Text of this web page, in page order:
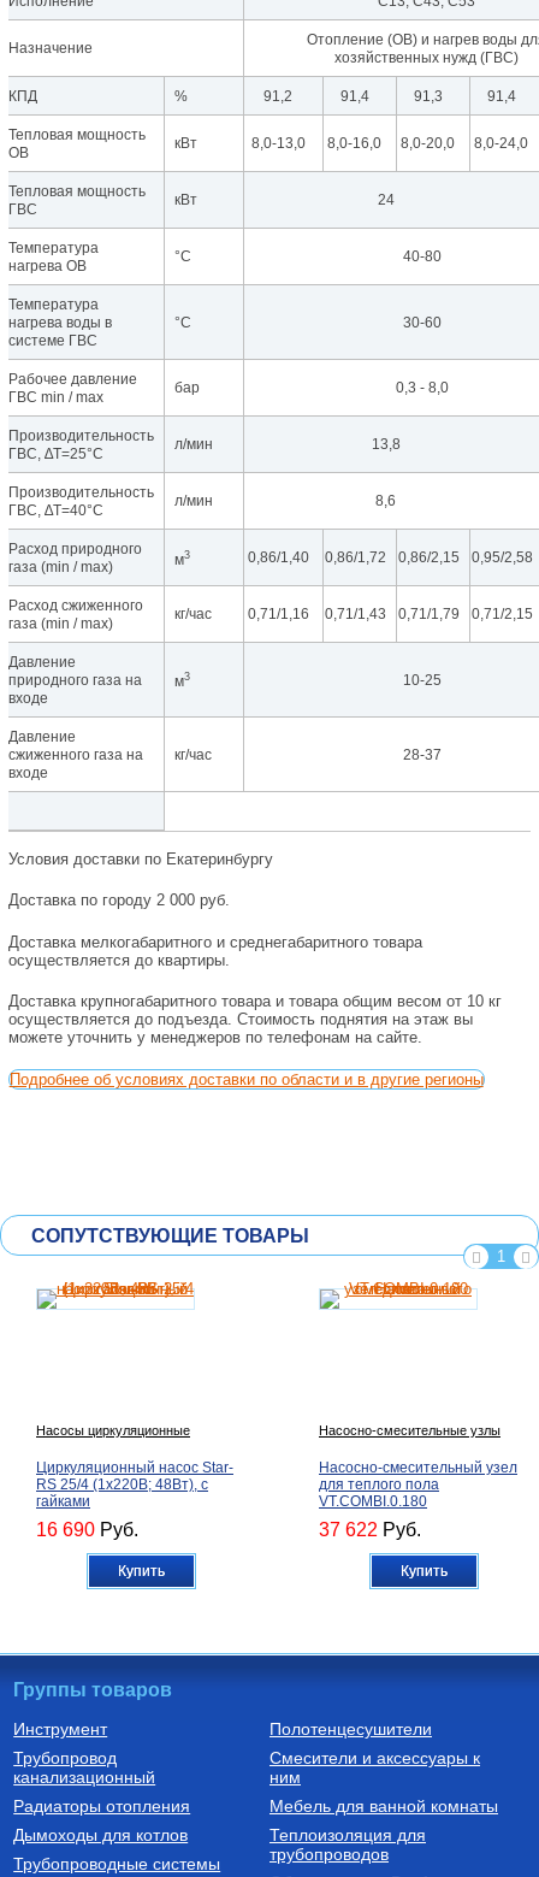
Назначение
Отопление (ОВ) и нагрев воды
хозяйственных нужд (ГВС)
КПД % 91,2 91,4 91,3 91,4
Тепловая мощность
ОВ
кВт 8,0-13,0 8,0-16,0 8,0-20,0 8,0-24,0
Тепловая мощность
ГВС
кВт 24
Температура
нагрева ОВ
°C 40-80
Температура
нагрева воды в
системе ГВС
°C 30-60
Рабочее давление
ГВС min / max
бар 0,3 - 8,0
Производительность
ГВС, ∆T=25°C
л/мин 13,8
Производительность
ГВС, ∆T=40°C
л/мин 8,6
Расход природного
газа (min / max)
м3 0,86/1,40 0,86/1,72 0,86/2,15 0,95/2,58
Расход сжиженного
газа (min / max)
кг/час 0,71/1,16 0,71/1,43 0,71/1,79 0,71/2,15
Давление
природного газа на
входе
м3 10-25
Давление
сжиженного газа на
входе
кг/час 28-37
Условия доставки по Екатеринбургу
Доставка по городу 2 000 руб.
Доставка мелкогабаритного и среднегабаритного товара
осуществляется до квартиры.
Доставка крупногабаритного товара и товара общим весом от 10 кг
осуществляется до подъезда. Стоимость поднятия на этаж вы
можете уточнить у менеджеров по телефонам на сайте.
Подробнее об условиях доставки по области и в другие регионы
СОПУТСТВУЮЩИЕ ТОВАРЫ
1
Насосы циркуляционные
Циркуляционный насос Star-
RS 25/4 (1х220В; 48Вт), с
гайками
16 690 Руб.
Купить
Насосно-смесительные узлы
Насосно-смесительный узел
для теплого пола
VT.COMBI.0.180
37 622 Руб.
Купить
Радиаторы алюминиевые
Optima 500/80/1
740Руб.
Трубы из сшитого полиэтилена
Труба из сшитого
полиэтилена с кислородным
слоем PE-Xa/EVOH 16х2,0
SPX-0002-001620
149Руб.
Группы товаров
Инструмент
Трубопровод
канализационный
Радиаторы отопления
Дымоходы для котлов
Трубопроводные системы
Полотенцесушители
Смесители и аксессуары к
ним
Мебель для ванной комнаты
Теплоизоляция для
трубопроводов